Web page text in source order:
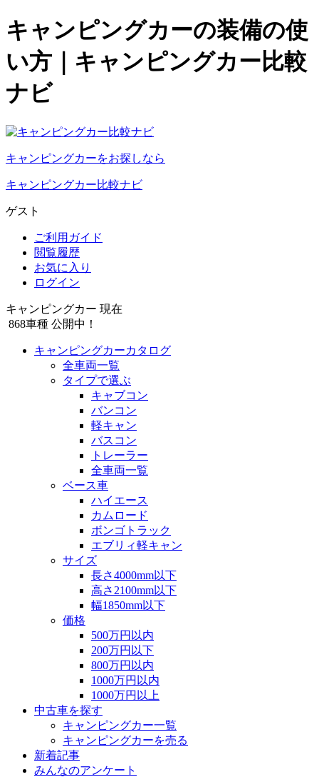
キャンピングカーの装備の使
い方｜キャンピングカー比較
ナビ
キャンピングカーをお探しなら
キャンピングカー比較ナビ
ゲスト
ご利用ガイド
閲覧履歴
お気に入り
ログイン
キャンピングカー 現在
868車種 公開中！
キャンピングカーカタログ
全車両一覧
タイプで選ぶ
キャブコン
バンコン
軽キャン
バスコン
トレーラー
全車両一覧
ベース車
ハイエース
カムロード
ボンゴトラック
エブリィ軽キャン
サイズ
長さ4000mm以下
高さ2100mm以下
幅1850mm以下
価格
500万円以内
200万円以下
800万円以内
1000万円以内
1000万円以上
中古車を探す
キャンピングカー一覧
キャンピングカーを売る
新着記事
みんなのアンケート